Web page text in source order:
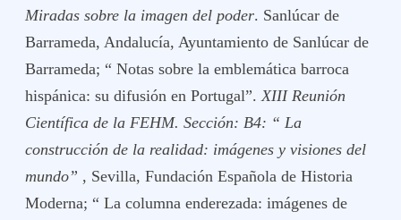
Miradas sobre la imagen del poder. Sanlúcar de
Barrameda, Andalucía, Ayuntamiento de Sanlúcar de
Barrameda; “ Notas sobre la emblemática barroca
hispánica: su difusión en Portugal”.XIII Reunión
Científica de la FEHM. Sección: B4: “ La
construcción de la realidad: imágenes y visiones del
mundo” , Sevilla, Fundación Española de Historia
Moderna; “ La columna enderezada: imágenes de